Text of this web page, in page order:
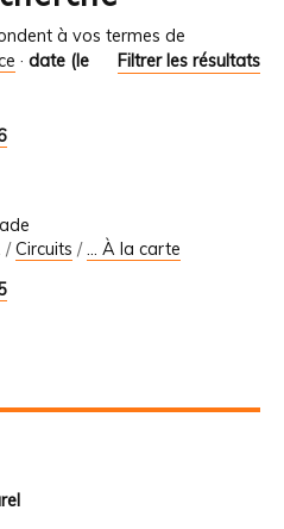
à vos termes de
Filtrer les résultats
· date (le
/Circuits /... À la carte